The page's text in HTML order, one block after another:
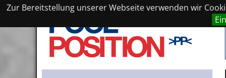
Zur Bereitstellung unserer Webseite verwenden wir